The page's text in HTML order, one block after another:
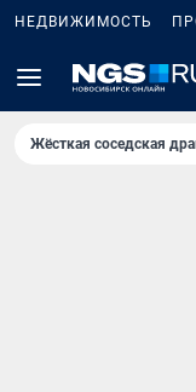
НЕДВИЖИМОСТЬ
Жёсткая соседская